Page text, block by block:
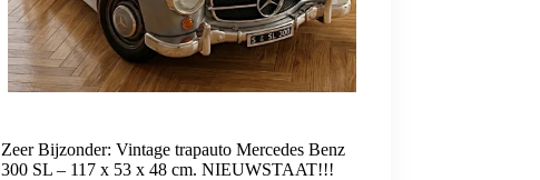
Zeer Bijzonder: Vintage trapauto Mercedes Benz
300 SL – 117 x 53 x 48 cm. NIEUWSTAAT!!!